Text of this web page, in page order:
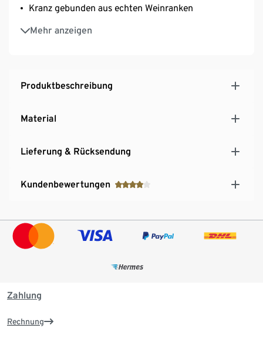
Kranz gebunden aus echten Weinranken
Mehr anzeigen
Blüten nach Auspacken in Form bringen
Produktbeschreibung
Material
Lieferung & Rücksendung
Kundenbewertungen
Zahlung
Rechnung